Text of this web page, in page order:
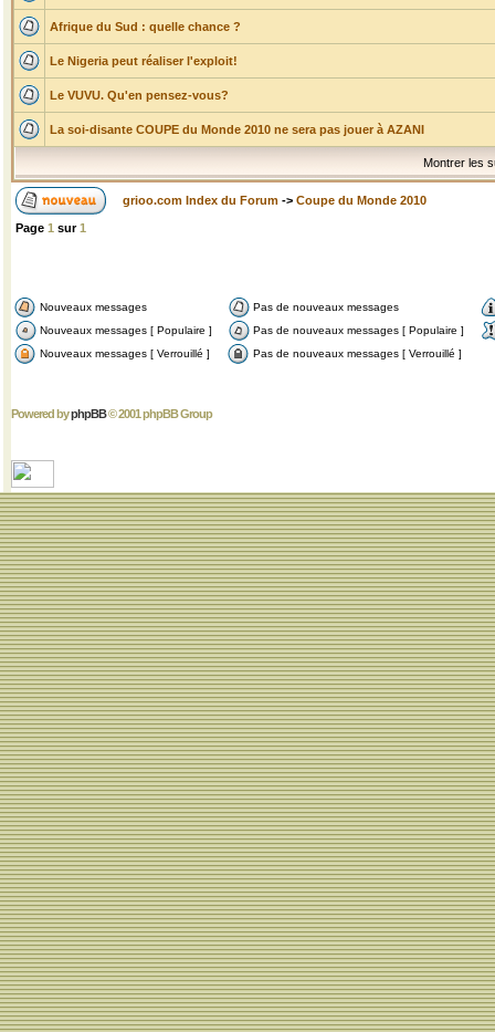
Afrique du Sud : quelle chance ?
Le Nigeria peut réaliser l'exploit!
Le VUVU. Qu'en pensez-vous?
La soi-disante COUPE du Monde 2010 ne sera pas jouer à AZANI
Montrer les
grioo.com Index du Forum -> Coupe du Monde 2010
Page 1 sur1
Nouveaux messages
Pas de nouveaux messages
Nouveaux messages [ Populaire ]
Pas de nouveaux messages [ Populaire ]
Nouveaux messages [ Verrouillé ]
Pas de nouveaux messages [ Verrouillé ]
Powered byphpBB© 2001 phpBB Group